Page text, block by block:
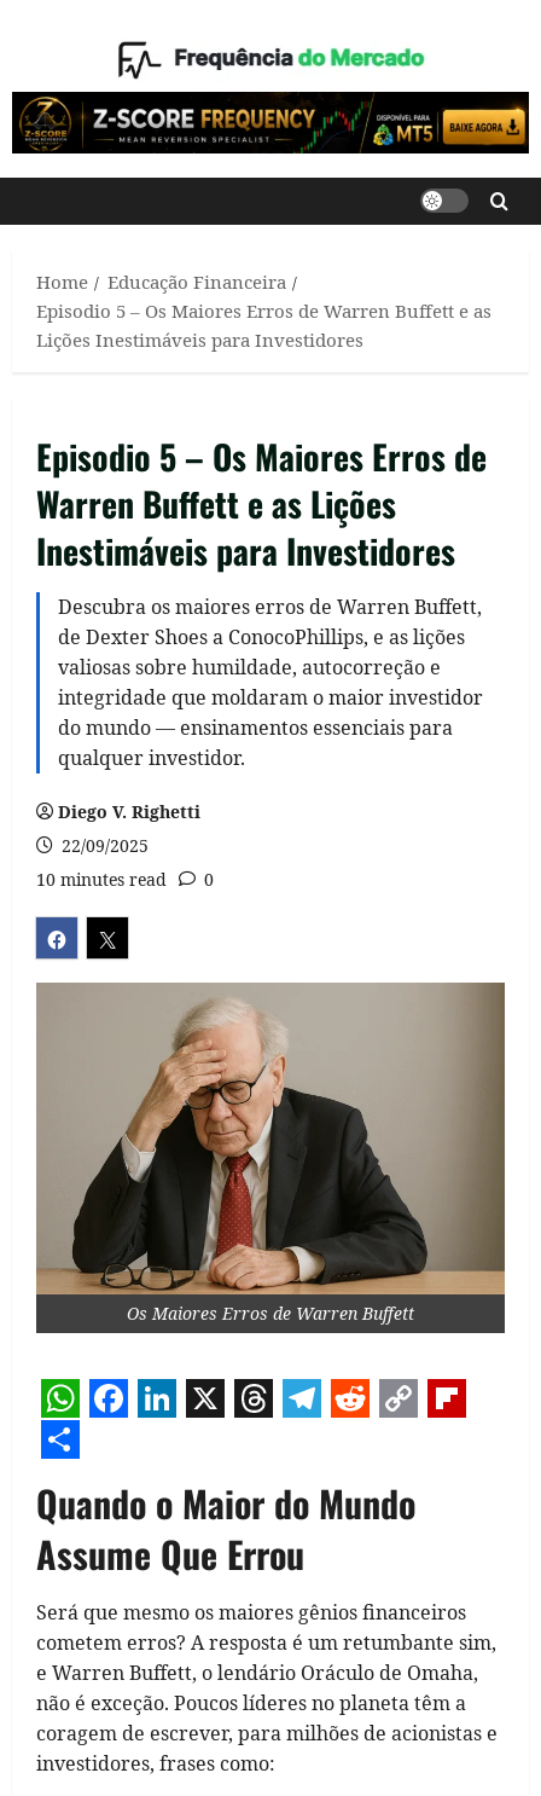
Home
Educação Financeira
Episodio 5 – Os Maiores Erros de Warren Buffett e as
Lições Inestimáveis para Investidores
Episodio 5 – Os Maiores Erros de
Warren Buffett e as Lições
Inestimáveis para Investidores
Descubra os maiores erros de Warren Buffett,
de Dexter Shoes a ConocoPhillips, e as lições
valiosas sobre humildade, autocorreção e
integridade que moldaram o maior investidor
do mundo — ensinamentos essenciais para
qualquer investidor.
Diego V. Righetti
22/09/2025
10 minutes read
0
Os Maiores Erros de Warren Buffett
WhatsApp
Link
Share
Quando o Maior do Mundo
Assume Que Errou
Será que mesmo os maiores gênios financeiros
cometem erros? A resposta é um retumbante sim,
e Warren Buffett, o lendário Oráculo de Omaha,
não é exceção. Poucos líderes no planeta têm a
coragem de escrever, para milhões de acionistas e
investidores, frases como: